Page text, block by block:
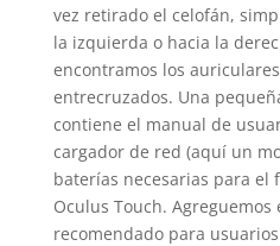
vez retirado el celofán,
la izquierda o hacia la
encontramos los
entrecruzados. Una
contiene el manual de
cargador de red (aquí un
baterías necesarias para el
Oculus Touch. Agreguemos
recomendado para